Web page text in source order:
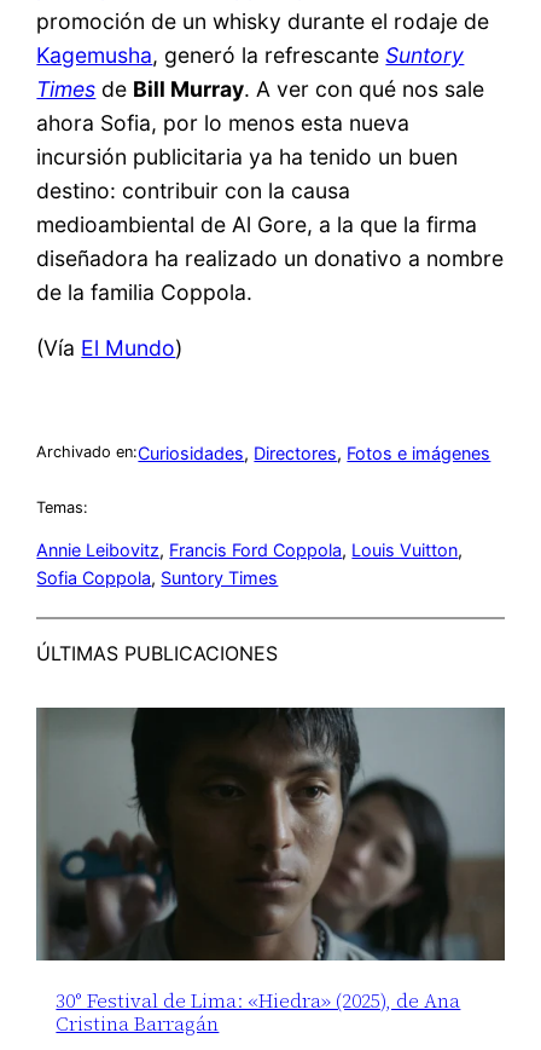
promoción de un whisky durante el rodaje de
Kagemusha, generó la refrescanteSuntory
Times de Bill Murray. A ver con qué nos sale
ahora Sofia, por lo menos esta nueva
incursión publicitaria ya ha tenido un buen
destino: contribuir con la causa
medioambiental de Al Gore, a la que la firma
diseñadora ha realizado un donativo a nombre
de la familia Coppola.
(Vía El Mundo)
Archivado en:Curiosidades, Directores, Fotos e imágenes
Temas:
Annie Leibovitz, Francis Ford Coppola, Louis Vuitton
Sofia Coppola, Suntory Times
ÚLTIMAS PUBLICACIONES
30° Festival de Lima: «Hiedra» (2025), de Ana
Cristina Barragán